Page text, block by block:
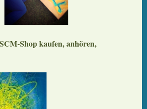
Shop kaufen, anhören,